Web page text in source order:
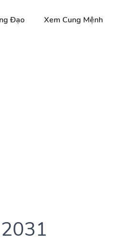
Đạo Xem Cung Mệnh